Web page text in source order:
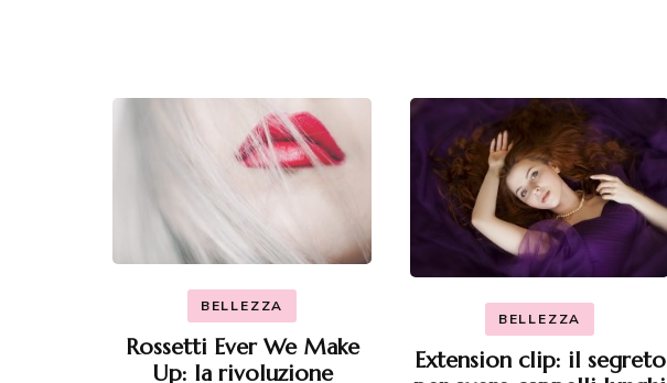
BELLEZZA
Rossetti Ever We Make
Up: la rivoluzione
BELLEZZA
Extension clip: il segreto